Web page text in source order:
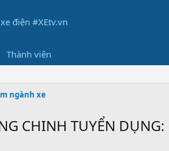
Thành viên
ngành xe
CHINH TUYỂN